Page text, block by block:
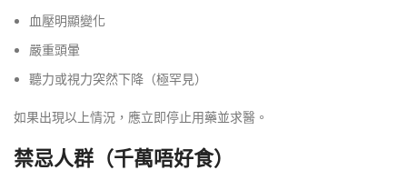
血壓明顯變化
嚴重頭暈
聽力或視力突然下降（極罕見）
如果出現以上情況，應立即停止用藥並求醫。
禁忌人群（千萬唔好食）